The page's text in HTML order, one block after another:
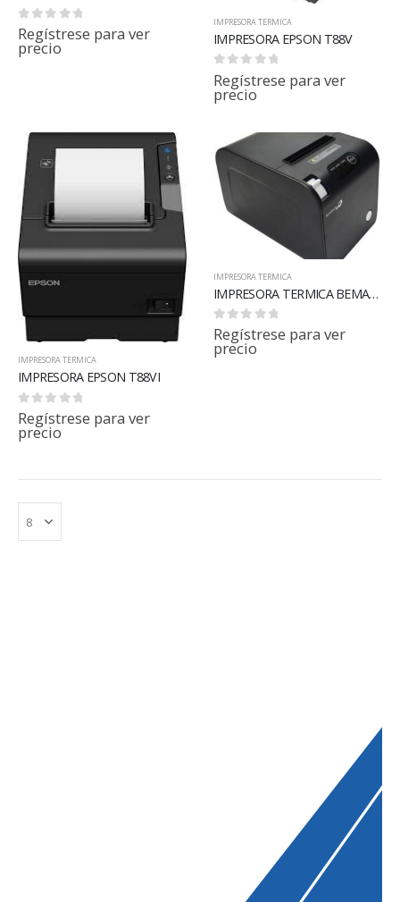
0out of 5
Regístrese para ver
precio
IMPRESORA TERMICA
IMPRESORA EPSON T88V
0out of 5
Regístrese para ver
precio
IMPRESORA TERMICA
IMPRESORA EPSON T88VI
0out of 5
Regístrese para ver
precio
IMPRESORA TERMICA
IMPRESORA TERMICA BEMATECH LR1100U
0out of 5
Regístrese para ver
precio